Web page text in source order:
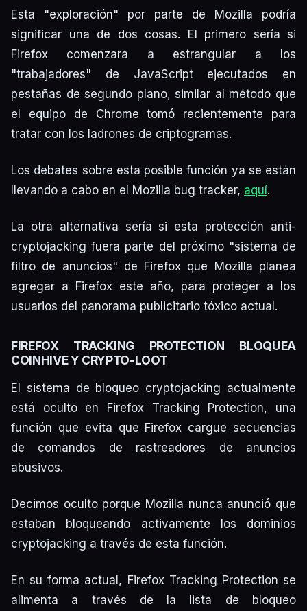
Esta "exploración" por parte de Mozilla podría
significar una de dos cosas. El primero sería si
Firefox comenzara a estrangular a los
"trabajadores" de JavaScript ejecutados en
pestañas de segundo plano, similar al método que
el equipo de Chrome tomó recientemente para
tratar con los ladrones de criptogramas.
Los debates sobre esta posible función ya se están
llevando a cabo en el Mozilla bug tracker, aquí.
La otra alternativa sería si esta protección anti-
cryptojacking fuera parte del próximo "sistema de
filtro de anuncios" de Firefox que Mozilla planea
agregar a Firefox este año, para proteger a los
usuarios del panorama publicitario tóxico actual.
FIREFOX TRACKING PROTECTION BLOQUEA
COINHIVE Y CRYPTO-LOOT
El sistema de bloqueo cryptojacking actualmente
está oculto en Firefox Tracking Protection, una
función que evita que Firefox cargue secuencias
de comandos de rastreadores de anuncios
abusivos.
Decimos oculto porque Mozilla nunca anunció que
estaban bloqueando activamente los dominios
cryptojacking a través de esta función.
En su forma actual, Firefox Tracking Protection se
alimenta a través de la lista de bloqueo